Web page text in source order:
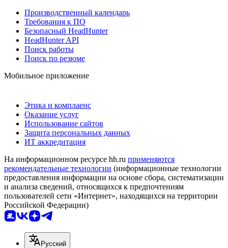
Производственный календарь
Требования к ПО
Безопасный HeadHunter
HeadHunter API
Поиск работы
Поиск по резюме
Мобильное приложение
Этика и комплаенс
Оказание услуг
Использование сайтов
Защита персональных данных
ИТ аккредитация
На информационном ресурсе hh.ru применяются
рекомендательные технологии (информационные технологии
предоставления информации на основе сбора, систематизации
и анализа сведений, относящихся к предпочтениям
пользователей сети «Интернет», находящихся на территории
Российской Федерации)
Русский